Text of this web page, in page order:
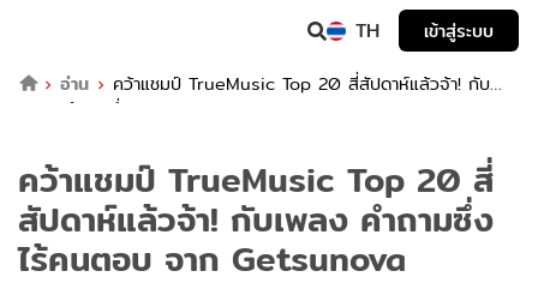
TH
เข้าสู่ระบบ
อ่าน
คว้าแชมป์ TrueMusic Top 20 สี่สัปดาห์แล้วจ้า! กับ
เพลง คำถามซึ่งไร้คนตอบ จาก Getsunova
คว้าแชมป์ TrueMusic Top 20 สี่
สัปดาห์แล้วจ้า! กับเพลง คำถามซึ่ง
ไร้คนตอบ จาก Getsunova